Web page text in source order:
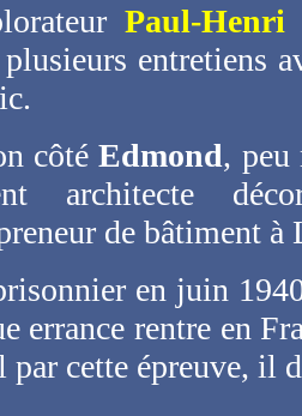
Paul-Henri
entretiens
côtéEdmond, peu
architecte
de bâtiment à
en juin
errance rentre en
par cette épreuve, il